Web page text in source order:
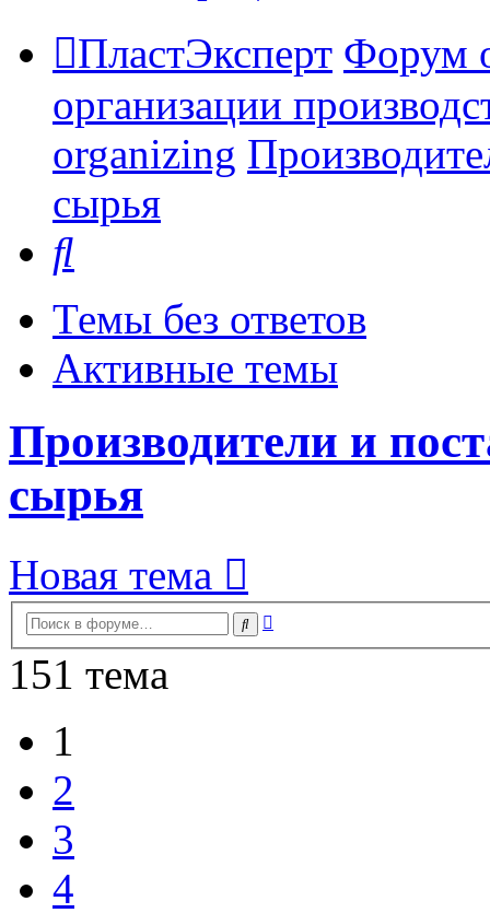
ПластЭксперт Форум
организации
organizing
сырья
Темы без ответов
Активные темы
Производители и
сырья
Новая тема
Поиск
151 тема
1
2
3
4